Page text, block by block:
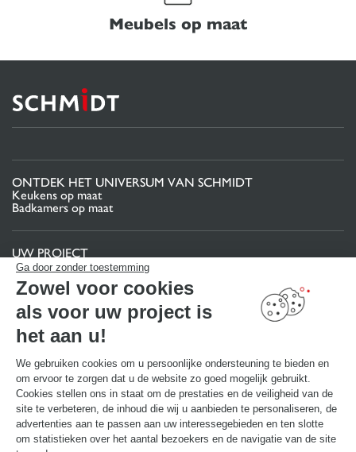
Ga door zonder toestemming
Zowel voor cookies
als voor uw project is
het aan u!
We gebruiken cookies om u persoonlijke ondersteuning te bieden en
om ervoor te zorgen dat u de website zo goed mogelijk gebruikt.
Cookies stellen ons in staat om de prestaties en de veiligheid van de
site te verbeteren, de inhoud die wij u aanbieden te personaliseren, de
advertenties aan te passen aan uw interessegebieden en ten slotte
om statistieken over het aantal bezoekers en de navigatie van de site
Meubels op maat
ONTDEK HET UNIVERSUM VAN SCHMIDT
Keukens op maat
Badkamers op maat
UW PROJECT
Projectgebied
Uw 3D-keukenconfigurator
Contact
Vind uw Winkel
MAAK EEN AFSPRAAK
NUTTIGE LINKS
Gids en vergelijking
Download onze catalogus